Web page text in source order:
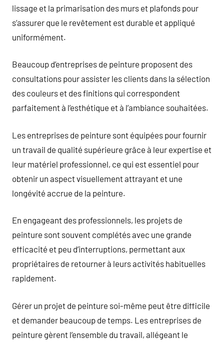
lissage et la primarisation des murs et plafonds pour
s’assurer que le revêtement est durable et appliqué
uniformément.
Beaucoup d’entreprises de peinture proposent des
consultations pour assister les clients dans la sélection
des couleurs et des finitions qui correspondent
parfaitement à l’esthétique et à l’ambiance souhaitées.
Les entreprises de peinture sont équipées pour fournir
un travail de qualité supérieure grâce à leur expertise et
leur matériel professionnel, ce qui est essentiel pour
obtenir un aspect visuellement attrayant et une
longévité accrue de la peinture.
En engageant des professionnels, les projets de
peinture sont souvent complétés avec une grande
efficacité et peu d’interruptions, permettant aux
propriétaires de retourner à leurs activités habituelles
rapidement.
Gérer un projet de peinture soi-même peut être difficile
et demander beaucoup de temps. Les entreprises de
peinture gèrent l’ensemble du travail, allégeant le